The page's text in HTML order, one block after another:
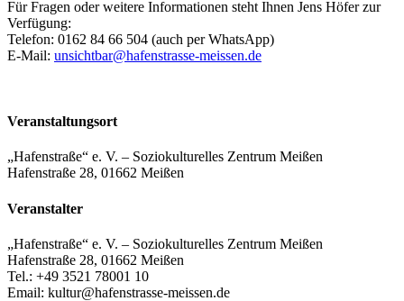
Für Fragen oder weitere Informationen steht Ihnen Jens Höfer zur
Verfügung:
Telefon: 0162 84 66 504 (auch per WhatsApp)
E-Mail: unsichtbar@hafenstrasse-meissen.de
Veranstaltungsort
„Hafenstraße“ e. V. – Soziokulturelles Zentrum Meißen
Hafenstraße 28, 01662 Meißen
Veranstalter
„Hafenstraße“ e. V. – Soziokulturelles Zentrum Meißen
Hafenstraße 28, 01662 Meißen
Tel.: +49 3521 78001 10
Email: kultur@hafenstrasse-meissen.de